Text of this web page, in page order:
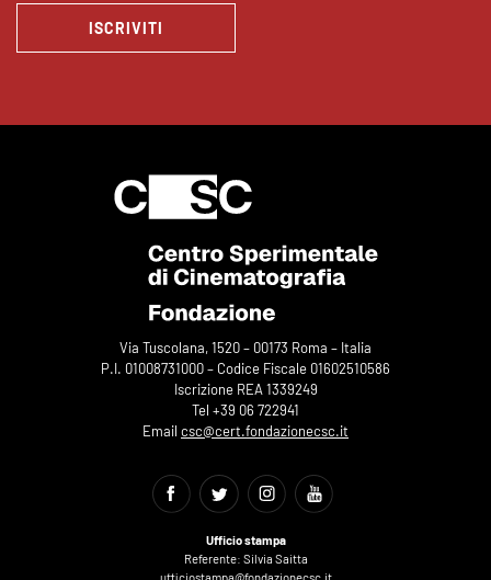
ISCRIVITI
Via Tuscolana, 1520 – 00173 Roma – Italia
P.I. 01008731000 – Codice Fiscale 01602510586
Iscrizione REA 1339249
Tel +39 06 722941
Email csc@cert.fondazionecsc.it
Ufficio stampa
Referente: Silvia Saitta